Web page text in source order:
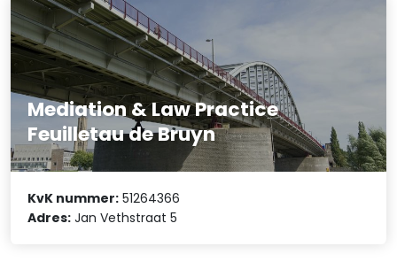
Mediation & Law Practice
Feuilletau de Bruyn
KvK nummer: 51264366
Adres: Jan Vethstraat 5